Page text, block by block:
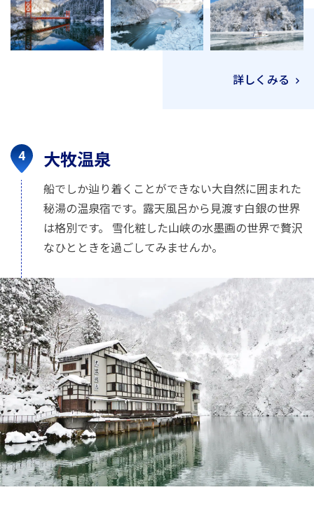
詳しくみる
大牧温泉
船でしか辿り着くことができない大自然に囲まれた
秘湯の温泉宿です。露天風呂から見渡す白銀の世界
は格別です。 雪化粧した山峡の水墨画の世界で贅沢
なひとときを過ごしてみませんか。